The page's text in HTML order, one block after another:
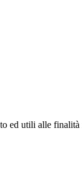
ed utili alle finalità